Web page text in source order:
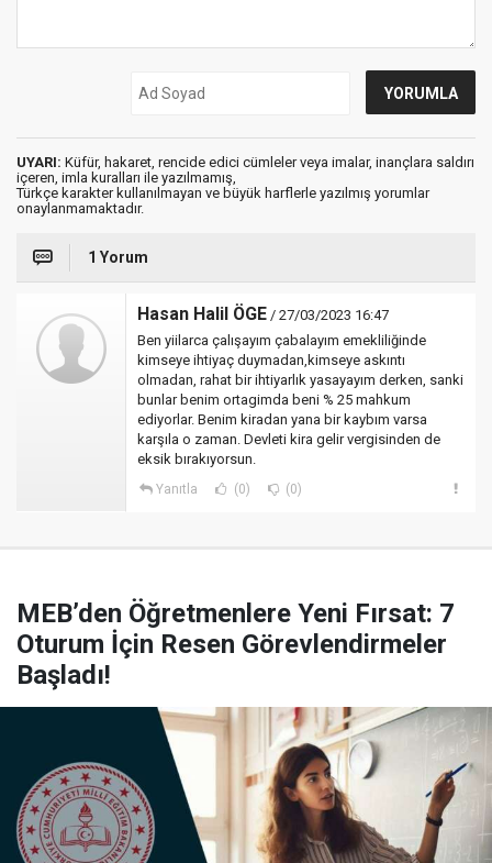
UYARI: Küfür, hakaret, rencide edici cümleler veya imalar, inançlara saldırı
içeren, imla kuralları ile yazılmamış,
Türkçe karakter kullanılmayan ve büyük harflerle yazılmış yorumlar
onaylanmamaktadır.
1 Yorum
Hasan Halil ÖGE / 27/03/2023 16:47
Ben yiilarca çalışayım çabalayım emekliliğinde
kimseye ihtiyaç duymadan,kimseye askıntı
olmadan, rahat bir ihtiyarlık yasayayım derken, sanki
bunlar benim ortagimda beni % 25 mahkum
ediyorlar. Benim kiradan yana bir kaybım varsa
karşıla o zaman. Devleti kira gelir vergisinden de
eksik bırakıyorsun.
Yanıtla (0) (0)
MEB’den Öğretmenlere Yeni Fırsat: 7
Oturum İçin Resen Görevlendirmeler
Başladı!